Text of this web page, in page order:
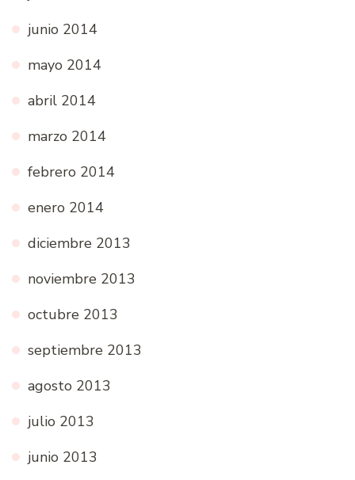
junio 2014
mayo 2014
abril 2014
marzo 2014
febrero 2014
enero 2014
diciembre 2013
noviembre 2013
octubre 2013
septiembre 2013
agosto 2013
julio 2013
junio 2013